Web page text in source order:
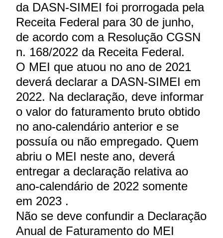
da DASN-SIMEI foi prorrogada pela
Receita Federal para 30 de junho,
de acordo com a Resolução CGSN
n. 168/2022 da Receita Federal.
O MEI que atuou no ano de 2021
deverá declarar a DASN-SIMEI em
2022. Na declaração, deve informar
o valor do faturamento bruto obtido
no ano-calendário anterior e se
possuía ou não empregado. Quem
abriu o MEI neste ano, deverá
entregar a declaração relativa ao
ano-calendário de 2022 somente
em 2023 .
Não se deve confundir a Declaração
Anual de Faturamento do MEI